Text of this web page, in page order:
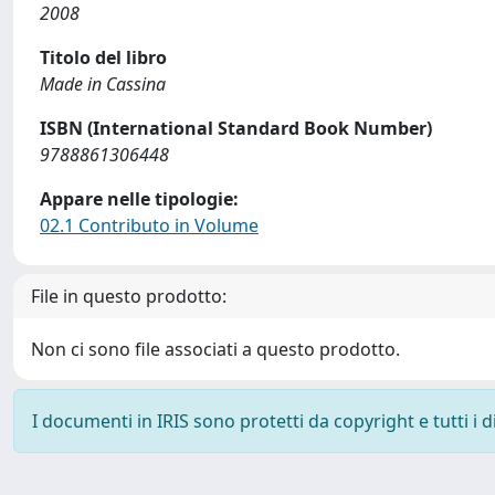
2008
Titolo del libro
Made in Cassina
ISBN (International Standard Book Number)
9788861306448
Appare nelle tipologie:
02.1 Contributo in Volume
File in questo prodotto:
Non ci sono file associati a questo prodotto.
I documenti in IRIS sono protetti da copyright e tutti i